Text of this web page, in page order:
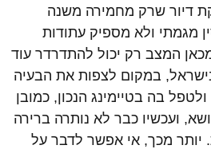
דיור שרק מחמירה משנה
מגמתי ולא מספיק עתודות
המצב רק יכול להתדרדר עוד
במקום לצפות את הבעיה
בה בטיימינג הנכון, כמובן
ועכשיו כבר לא נותרה ברירה
מכך, אי אפשר לדבר על